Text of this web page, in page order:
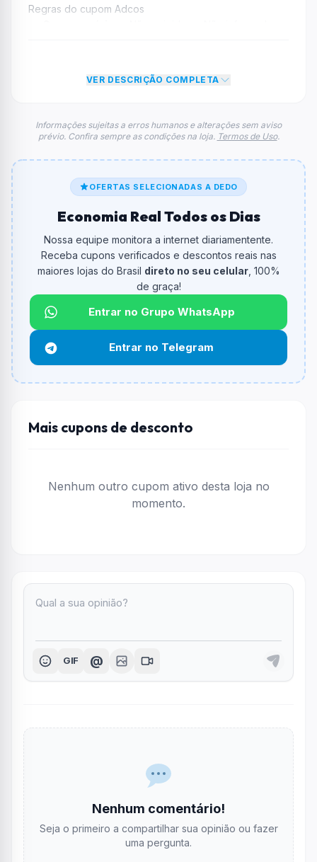
Regras do cupom Adcos
Vencimento: Válido até 31/12/2025
0,00 no total do carrinho, não foram econtradas
informações sobre restrição de teto máximo para esse
Qual é o código de desconto?
O cupom dá R$ 0,00
Qual é o valor minimo de compra?
O valor minimo de compra é Não exigido ou Não
informado.
Qual é o desconto máximo?
Não informado ou sem limite.
Funciona em qualquer produto?
não aceitar cupons.
VER DESCRIÇÃO COMPLETA
Informações sujeitas a erros humanos e alterações sem aviso
prévio. Confira sempre as condições na loja. Termos de Uso.
OFERTAS SELECIONADAS A DEDO
Economia Real Todos os Dias
Nossa equipe monitora a internet diariamentente.
Receba cupons verificados e descontos reais nas
maiores lojas do Brasil direto no seu celular, 100%
de graça!
Entrar no Grupo WhatsApp
Entrar no Telegram
Mais cupons de desconto
Nenhum outro cupom ativo desta loja no
momento.
GIF @
Nenhum comentário!
Seja o primeiro a compartilhar sua opinião ou fazer
uma pergunta.